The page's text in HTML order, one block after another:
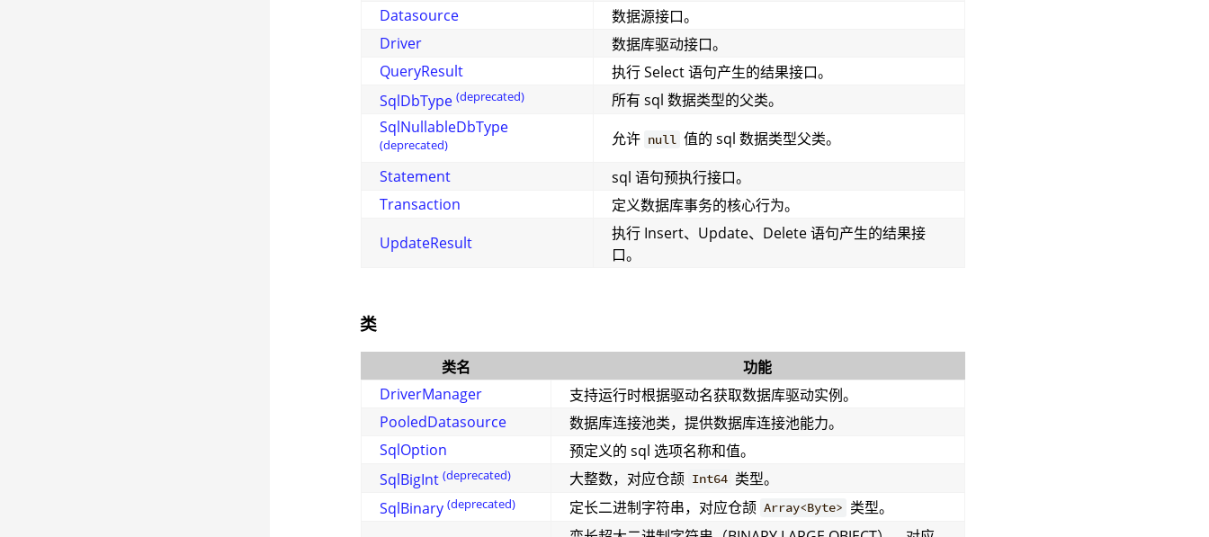
Datasource
数据源接口。
Driver
数据库驱动接口。
QueryResult
执行 Select 语句产生的结果接口。
SqlDbType (deprecated)
所有 sql 数据类型的父类。
SqlNullableDbType
(deprecated) 允许 null 值的 sql 数据类型父类。
Statement
sql 语句预执行接口。
Transaction
定义数据库事务的核心行为。
UpdateResult
执行 Insert、Update、Delete 语句产生的结果接
口。
类
类名
功能
DriverManager
支持运行时根据驱动名获取数据库驱动实例。
PooledDatasource
数据库连接池类，提供数据库连接池能力。
SqlOption
预定义的 sql 选项名称和值。
SqlBigInt (deprecated) 大整数，对应仓颉 Int64 类型。
SqlBinary (deprecated) 定长二进制字符串，对应仓颉 Array<Byte> 类型。